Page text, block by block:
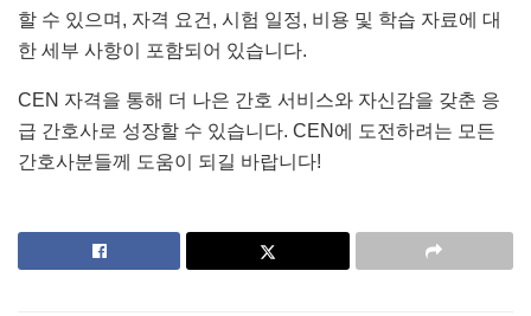
할 수 있으며, 자격 요건, 시험 일정, 비용 및 학습 자료에 대
한 세부 사항이 포함되어 있습니다.
CEN 자격을 통해 더 나은 간호 서비스와 자신감을 갖춘 응
급 간호사로 성장할 수 있습니다. CEN에 도전하려는 모든
간호사분들께 도움이 되길 바랍니다!